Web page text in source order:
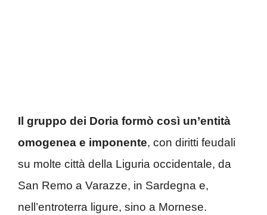
Il gruppo dei Doria formò così un’entità
omogenea e imponente, con diritti feudali
su molte città della Liguria occidentale, da
San Remo a Varazze, in Sardegna e,
nell’entroterra ligure, sino a Mornese.